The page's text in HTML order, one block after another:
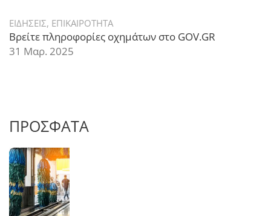
ΕΙΔΗΣΕΙΣ, ΕΠΙΚΑΙΡΟΤΗΤΑ
Βρείτε πληροφορίες οχημάτων στο GOV.GR
31 Μαρ. 2025
ΠΡΟΣΦΑΤΑ